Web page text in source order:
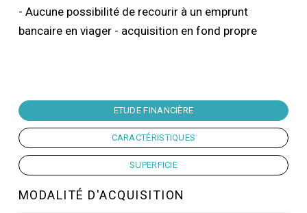
- Aucune possibilité de recourir à un emprunt
bancaire en viager - acquisition en fond propre
ETUDE FINANCIÈRE
CARACTÉRISTIQUES
SUPERFICIE
MODALITÉ D'ACQUISITION